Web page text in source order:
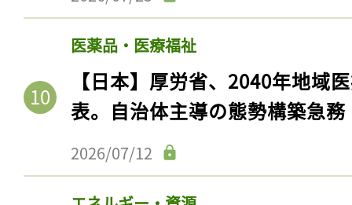
医薬品・医療福祉
【日本】厚労省、2040年地域
表。自治体主導の態勢構築急務
2026/07/12